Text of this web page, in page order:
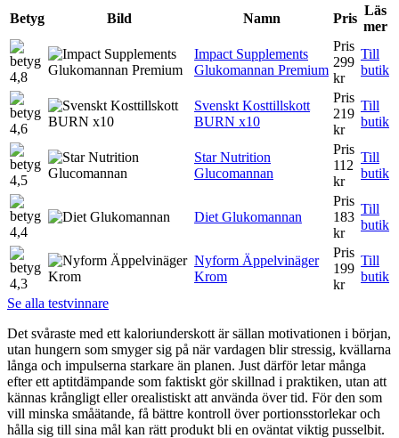
Betyg
Bild Namn Pris
Läs
mer
4,8
Impact Supplements
Glukomannan Premium
Pris
299
kr
Till
butik
4,6
Svenskt Kosttillskott
BURN x10
Pris
219
kr
Till
butik
4,5
Star Nutrition
Glucomannan
Pris
112
kr
Till
butik
4,4
Diet Glukomannan
Pris
183
kr
Till
butik
4,3
Nyform Äppelvinäger
Krom
Pris
199
kr
Till
butik
Se alla testvinnare
Det svåraste med ett kaloriunderskott är sällan motivationen i början,
utan hungern som smyger sig på när vardagen blir stressig, kvällarna
långa och impulserna starkare än planen. Just därför letar många
efter ett aptitdämpande som faktiskt gör skillnad i praktiken, utan att
kännas krångligt eller orealistiskt att använda över tid. För den som
vill minska småätande, få bättre kontroll över portionsstorlekar och
hålla sig till sina mål kan rätt produkt bli en oväntat viktig pusselbit.